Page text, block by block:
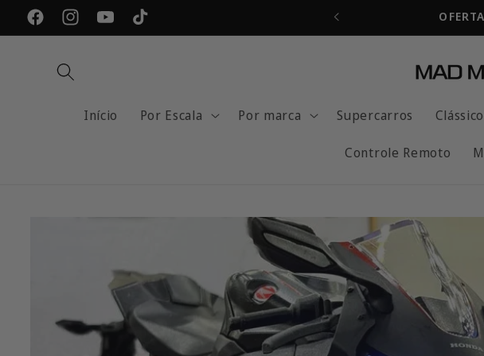
para o
conteúdo
FacebookInstagramYouTubeTikTok
Início Por Escala Por marca Supercarros
Controle Remoto